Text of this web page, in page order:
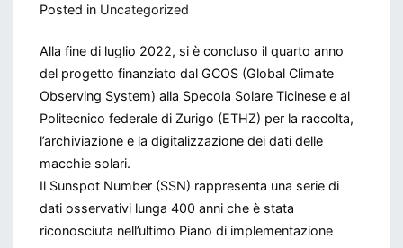
Posted in Uncategorized
Alla fine di luglio 2022, si è concluso il quarto anno
del progetto finanziato dal GCOS (Global Climate
Observing System) alla Specola Solare Ticinese e al
Politecnico federale di Zurigo (ETHZ) per la raccolta,
l’archiviazione e la digitalizzazione dei dati delle
macchie solari.
Il Sunspot Number (SSN) rappresenta una serie di
dati osservativi lunga 400 anni che è stata
riconosciuta nell’ultimo Piano di implementazione